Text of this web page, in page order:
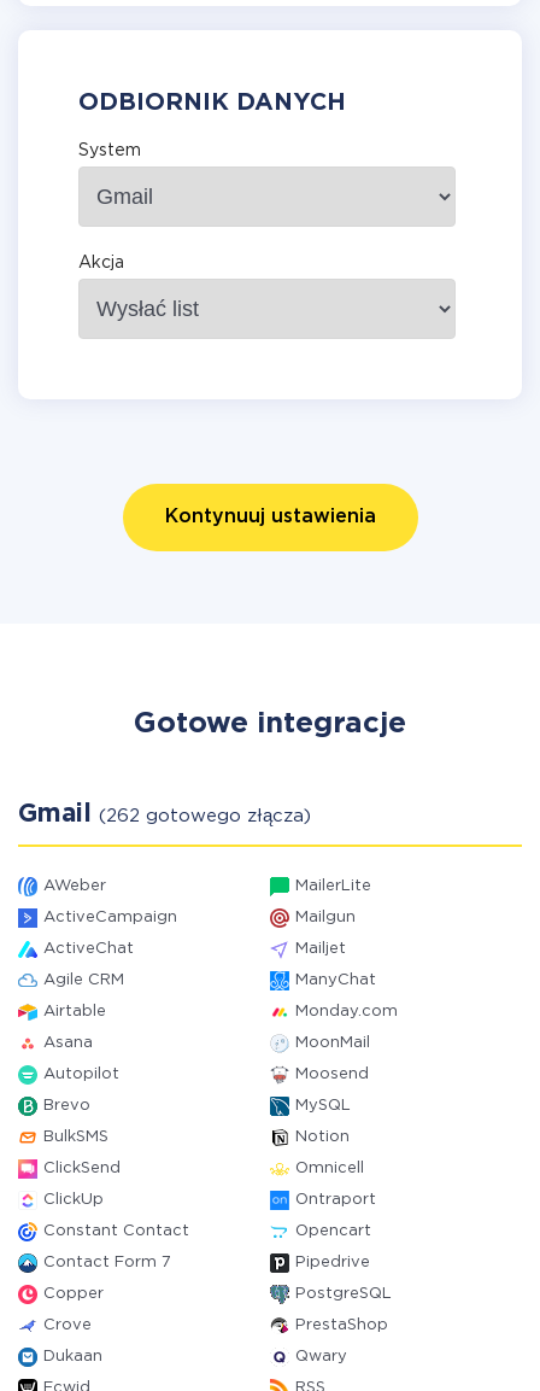
ODBIORNIK DANYCH
System
Akcja
Kontynuuj ustawienia
Gotowe integracje
Gmail (262 gotowego złącza)
AWeber MailerLite
ActiveCampaign Mailgun
ActiveChat Mailjet
Agile CRM ManyChat
Airtable Monday.com
Asana MoonMail
Autopilot Moosend
Brevo MySQL
BulkSMS Notion
ClickSend Omnicell
ClickUp Ontraport
Constant Contact Opencart
Contact Form 7 Pipedrive
Copper PostgreSQL
Crove PrestaShop
Dukaan Qwary
Ecwid RSS